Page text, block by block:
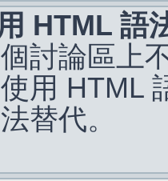
HTML 語
討論區上
用 HTML
替代。